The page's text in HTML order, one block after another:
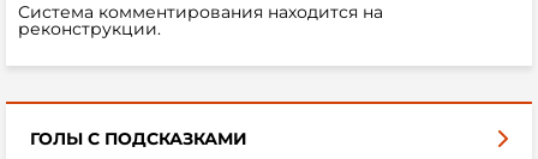
Система комментирования находится на
реконструкции.
ГОЛЫ С ПОДСКАЗКАМИ